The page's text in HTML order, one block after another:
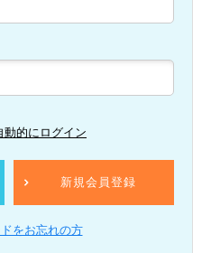
動的にログイン
新規会員登録
をお忘れの方